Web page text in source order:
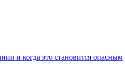
и когда это становится опасным